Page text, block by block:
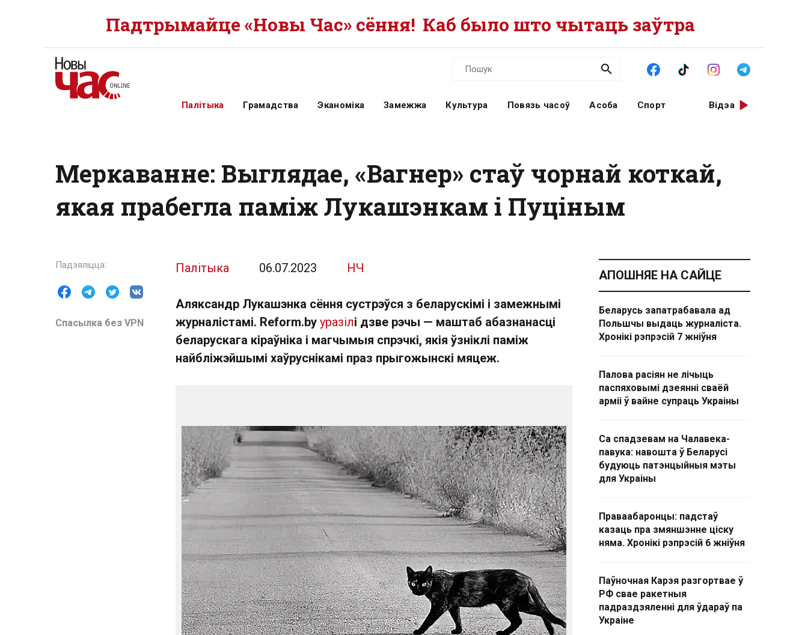
Падтрымайце «Новы Час» сёння! Каб было што чытаць заўтра
Палітыка Грамадства Эканоміка Замежжа Культура Повязь часоў Асоба Спорт Відэа
Меркаванне: Выглядае, «Вагнер» стаў чорнай коткай,
якая прабегла паміж Лукашэнкам і Пуціным
Спасылка без VPN
Палітыка 06.07.2023 НЧ
Аляксандр Лукашэнка сёння сустрэўся з беларускімі і замежнымі
журналістамі. Reform.by уразілі дзве рэчы — маштаб абазнанасці
беларускага кіраўніка і магчымыя спрэчкі, якія ўзніклі паміж
найбліжэйшымі хаўруснікамі праз прыгожынскі мяцеж.
АПОШНЯЕ НА САЙЦЕ
Беларусь запатрабавала ад
Польшчы выдаць журналіста.
Хронікі рэпрэсій 7 жніўня
Палова расіян не лічыць
паспяховымі дзеянні сваёй
арміі ў вайне супраць Украіны
Са спадзевам на Чалавека-
павука: навошта ў Беларусі
будуюць патэнцыйныя мэты
для Украіны
Праваабаронцы: падстаў
казаць пра змяншэнне ціску
няма. Хронікі рэпрэсій 6 жніўня
Паўночная Карэя разгортвае ў
РФ свае ракетныя
падраздзяленні для ўдараў па
Украіне